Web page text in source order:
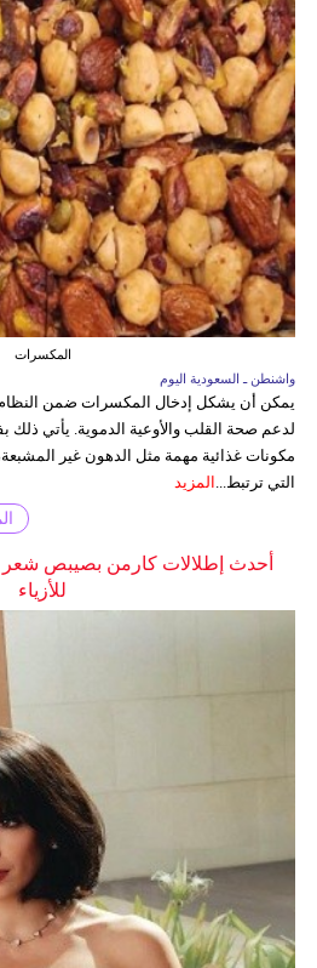
المكسرات
واشنطن ـ السعودية اليوم
يمكن أن يشكل إدخال المكسرات ضمن النظام
لدعم صحة القلب والأوعية الدموية. يأتي
مكونات غذائية مهمة مثل الدهون غير
التي ترتبط...
المزيد
أحدث إطلالات كارمن بصيبص شعر
للأزياء